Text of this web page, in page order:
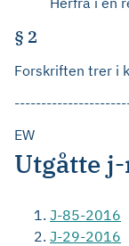
§ 2
Forskriften trer i
EW
Utgåtte
J-85-2016
J-29-2016